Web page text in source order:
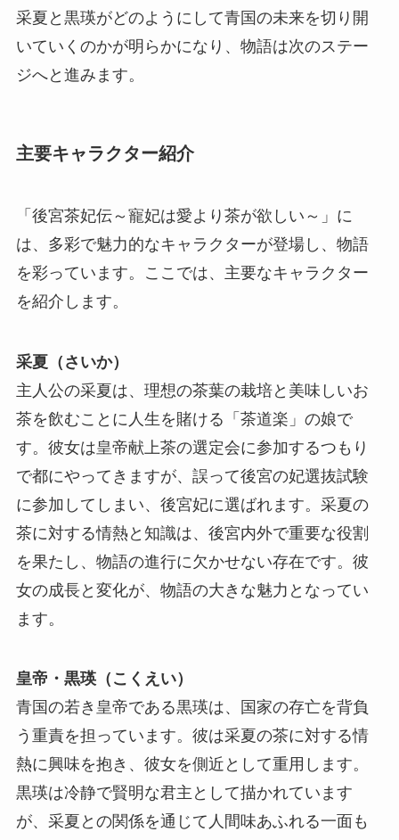
采夏と黒瑛がどのようにして青国の未来を切り開
いていくのかが明らかになり、物語は次のステー
ジへと進みます。
主要キャラクター紹介
「後宮茶妃伝～寵妃は愛より茶が欲しい～」に
は、多彩で魅力的なキャラクターが登場し、物語
を彩っています。ここでは、主要なキャラクター
を紹介します。
采夏（さいか）
主人公の采夏は、理想の茶葉の栽培と美味しいお
茶を飲むことに人生を賭ける「茶道楽」の娘で
す。彼女は皇帝献上茶の選定会に参加するつもり
で都にやってきますが、誤って後宮の妃選抜試験
に参加してしまい、後宮妃に選ばれます。采夏の
茶に対する情熱と知識は、後宮内外で重要な役割
を果たし、物語の進行に欠かせない存在です。彼
女の成長と変化が、物語の大きな魅力となってい
ます。
皇帝・黒瑛（こくえい）
青国の若き皇帝である黒瑛は、国家の存亡を背負
う重責を担っています。彼は采夏の茶に対する情
熱に興味を抱き、彼女を側近として重用します。
黒瑛は冷静で賢明な君主として描かれています
が、采夏との関係を通じて人間味あふれる一面も